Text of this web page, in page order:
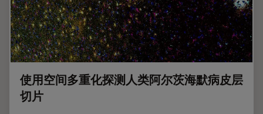
使用空间多重化探测人类阿尔茨海默病皮层
切片